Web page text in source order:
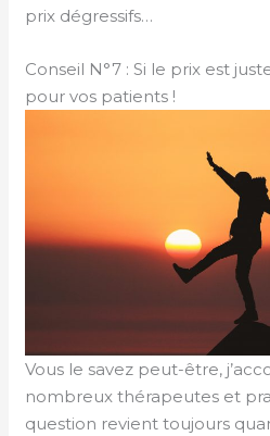
prix dégressifs…
Conseil N°7 : Si le prix est
pour vos patients !
Vous le savez peut-être,
nombreux thérapeutes et
question revient toujours